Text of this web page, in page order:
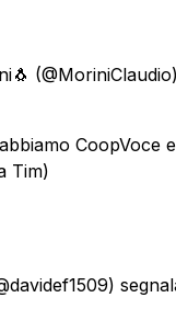
CoopVoce
Tim)